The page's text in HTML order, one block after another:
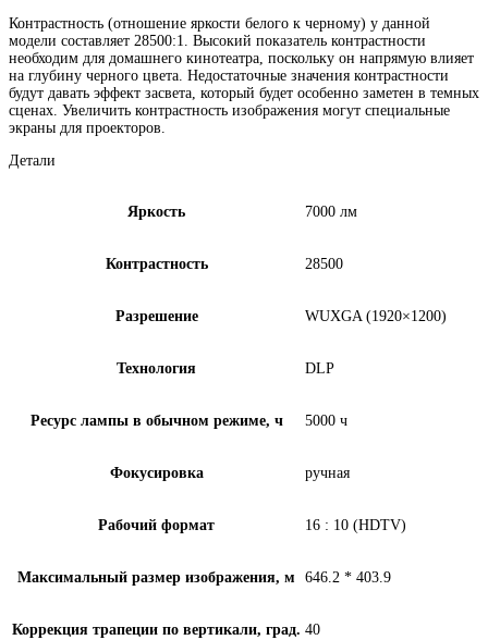
Контрастность (отношение яркости белого к черному) у данной
модели составляет 28500:1. Высокий показатель контрастности
необходим для домашнего кинотеатра, поскольку он напрямую влияет
на глубину черного цвета. Недостаточные значения контрастности
будут давать эффект засвета, который будет особенно заметен в темных
сценах. Увеличить контрастность изображения могут специальные
экраны для проекторов.
Детали
Яркость 7000 лм
Контрастность 28500
Разрешение WUXGA (1920×1200)
Технология DLP
Ресурс лампы в обычном режиме, ч 5000 ч
Фокусировка ручная
Рабочий формат 16 : 10 (HDTV)
Максимальный размер изображения, м 646.2 * 403.9
Коррекция трапеции по вертикали, град. 40